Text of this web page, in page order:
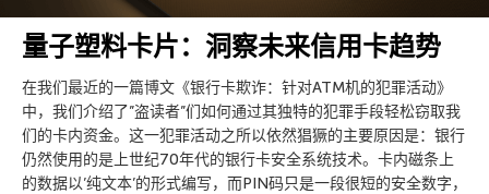
量子塑料卡片：洞察未来信用卡趋势
在我们最近的一篇博文《银行卡欺诈：针对ATM机的犯罪活动》
中，我们介绍了”盗读者”们如何通过其独特的犯罪手段轻松窃取我
们的卡内资金。这一犯罪活动之所以依然猖獗的主要原因是：银行
仍然使用的是上世纪70年代的银行卡安全系统技术。卡内磁条上
的数据以’纯文本’的形式编写，而PIN码只是一段很短的安全数字，